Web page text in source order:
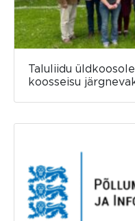
Taluliidu
koosseisu